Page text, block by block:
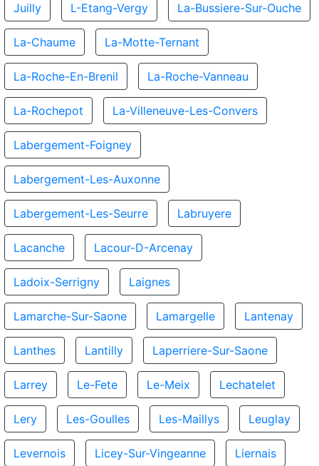
Juilly L-Etang-Vergy La-Bussiere-Sur-Ouche
La-Chaume La-Motte-Ternant
La-Roche-En-Brenil La-Roche-Vanneau
La-Rochepot La-Villeneuve-Les-Convers
Labergement-Foigney
Labergement-Les-Auxonne
Labergement-Les-Seurre Labruyere
Lacanche Lacour-D-Arcenay
Ladoix-Serrigny Laignes
Lamarche-Sur-Saone Lamargelle Lantenay
Lanthes Lantilly Laperriere-Sur-Saone
Larrey Le-Fete Le-Meix Lechatelet
Lery Les-Goulles Les-Maillys Leuglay
Levernois Licey-Sur-Vingeanne Liernais